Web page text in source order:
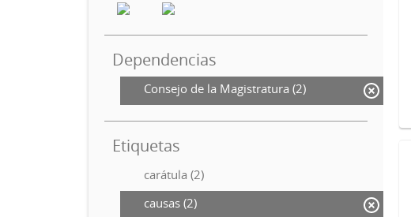
Dependencias
Consejo de la Magistratura (2)
Etiquetas
carátula (2)
causas (2)